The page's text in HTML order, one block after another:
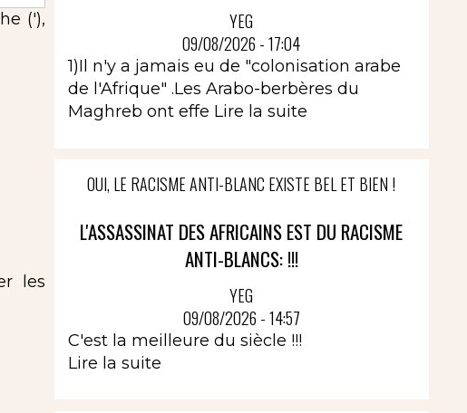
('),
les
YEG
09/08/2026 - 17:04
1)Il n'y a jamais eu de "colonisation arabe
de l'Afrique" .Les Arabo-berbères du
Maghreb ont effe Lire la suite
OUI, LE RACISME ANTI-BLANC EXISTE BEL ET BIEN !
L'ASSASSINAT DES AFRICAINS EST DU RACISME
ANTI-BLANCS: !!!
YEG
09/08/2026 - 14:57
C'est la meilleure du siècle !!!
Lire la suite